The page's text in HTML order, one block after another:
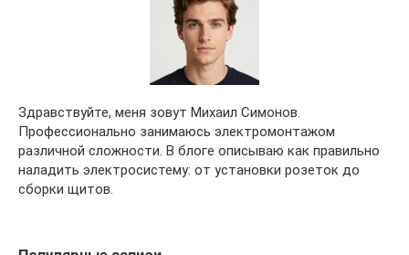
Здравствуйте, меня зовут Михаил Симонов.
Профессионально занимаюсь электромонтажом
различной сложности. В блоге описываю как правильно
наладить электросистему: от установки розеток до
сборки щитов.